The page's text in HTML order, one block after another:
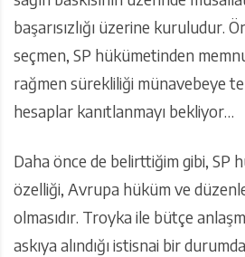
başarısızlığı üzerine kuruludur.
seçmen, SP hükümetinden
rağmen sürekliliği münavebeye
hesaplar kanıtlanmayı bekliyor…
Daha önce de belirttiğim gibi, SP
özelliği, Avrupa hüküm ve
olmasıdır. Troyka ile bütçe
askıya alındığı istisnai bir